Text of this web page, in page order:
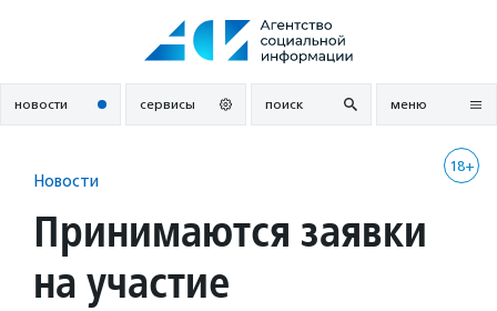
новости сервисы поиск меню
18+
Новости
Принимаются заявки
на участие